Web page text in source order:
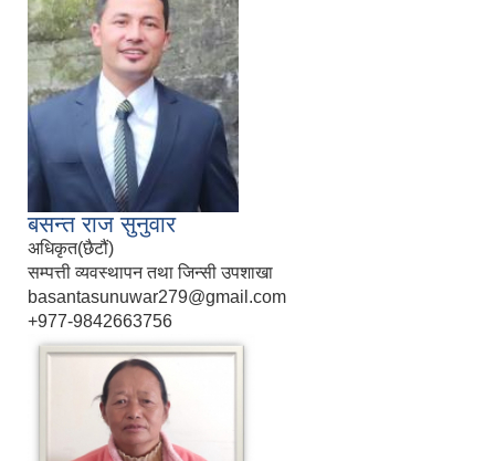
बसन्त राज सुनुवार
अधिकृत(छैटौं)
सम्पत्ती व्यवस्थापन तथा जिन्सी उपशाखा
basantasunuwar279@gmail.com
+977-9842663756